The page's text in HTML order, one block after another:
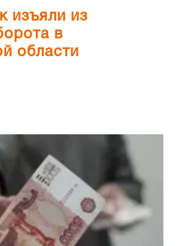
изъяли из
в
области